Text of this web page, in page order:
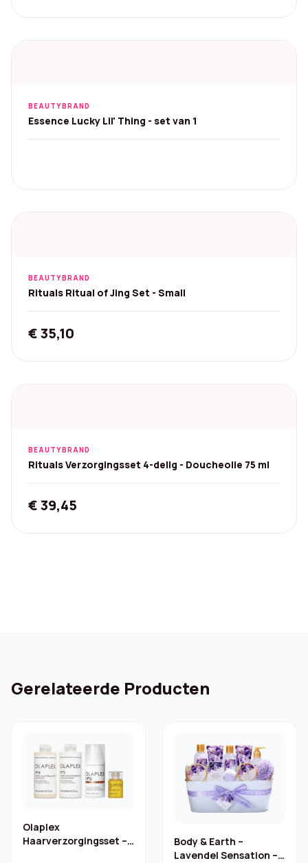
BEAUTYBRAND
Essence Lucky Lil' Thing - set van 1
BEAUTYBRAND
Rituals Ritual of Jing Set - Small
€35,10
BEAUTYBRAND
Rituals Verzorgingsset 4-delig - Doucheolie 75 ml
€39,45
Gerelateerde Producten
Olaplex
Haarverzorgingsset –
Body & Earth –
Lavendel Sensation –